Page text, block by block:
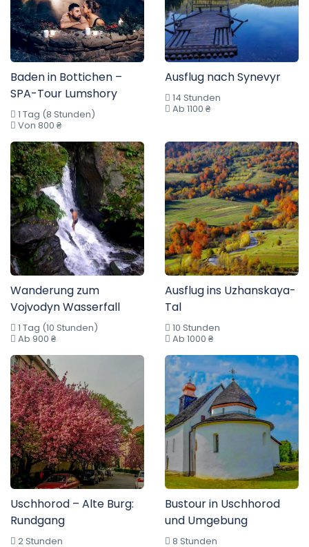
Baden in Bottichen –
SPA-Tour Lumshory
1 Tag (8 Stunden)
Von 800 ₴
Ausflug nach Synevyr
14 Stunden
Ab 1100 ₴
Wanderung zum
Vojvodyn Wasserfall
1 Tag (10 Stunden)
Ab 900 ₴
Ausflug ins Uzhanskaya-
Tal
10 Stunden
Ab 1000 ₴
Uschhorod – Alte Burg:
Rundgang
2 Stunden
Bustour in Uschhorod
und Umgebung
8 Stunden